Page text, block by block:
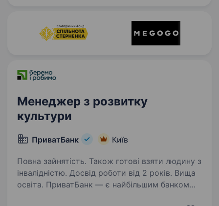
Менеджер з розвитку
культури
ПриватБанк Київ
Повна зайнятість. Також готові взяти людину з
інвалідністю. Досвід роботи від 2 років. Вища
освіта. ПриватБанк — є найбільшим банком